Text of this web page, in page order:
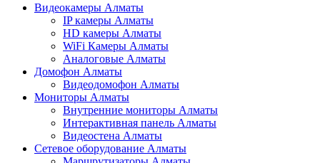
Видеокамеры Алматы
IP камеры Алматы
HD камеры Алматы
WiFi Камеры Алматы
Аналоговые Алматы
Домофон Алматы
Видеодомофон Алматы
Мониторы Алматы
Внутренние мониторы Алматы
Интерактивная панель Алматы
Видеостена Алматы
Сетевое оборудование Алматы